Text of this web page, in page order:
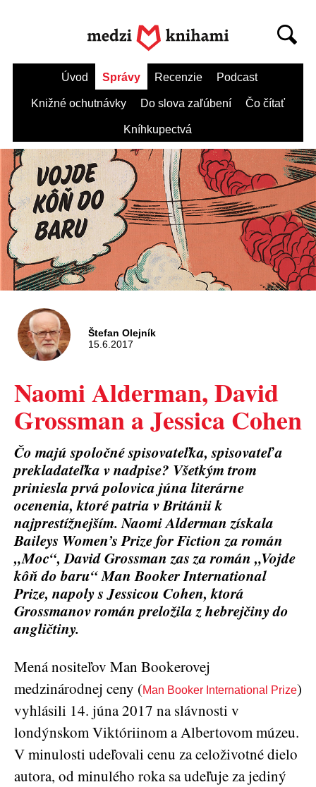
Úvod Správy Recenzie Podcast
Knižné ochutnávky Do slova zaľúbení Čo čítať
Kníhkupectvá
Štefan Olejník
15.6.2017
Naomi Alderman, David
Grossman a Jessica Cohen
Čo majú spoločné spisovateľka, spisovateľ a
prekladateľka v nadpise? Všetkým trom
priniesla prvá polovica júna literárne
ocenenia, ktoré patria v Británii k
najprestížnejším. Naomi Alderman získala
Baileys Women’s Prize for Fiction za román
„Moc“, David Grossman zas za román „Vojde
kôň do baru“ Man Booker International
Prize, napoly s Jessicou Cohen, ktorá
Grossmanov román preložila z hebrejčiny do
angličtiny.
Mená nositeľov Man Bookerovej
medzinárodnej ceny (Man Booker International Prize)
vyhlásili 14. júna 2017 na slávnosti v
londýnskom Viktóriinom a Albertovom múzeu.
V minulosti udeľovali cenu za celoživotné dielo
autora, od minulého roka sa udeľuje za jediný